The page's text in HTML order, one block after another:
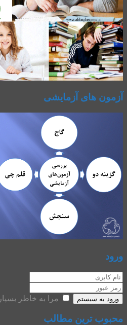
آزمون های آزمایشی
ورود
ورود به سیستم مرا به خاطر بسپار
محبوب ترین مطالب